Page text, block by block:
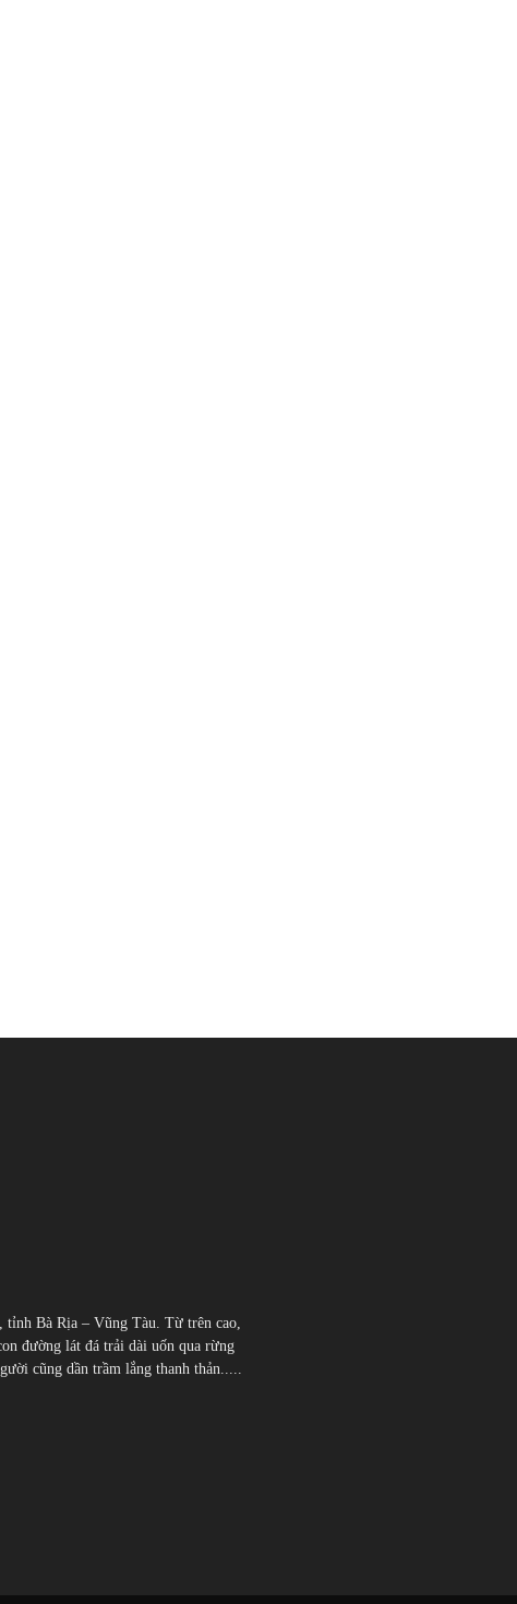
Bà Rịa – Vũng Tàu. Từ trên cao,
đường lát đá trải dài uốn qua rừng
cũng dần trầm lắng thanh thản.....